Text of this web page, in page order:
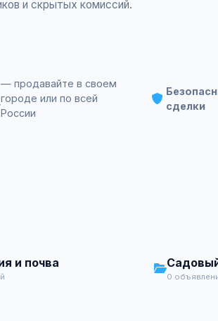
и скрытых комиссий.
— продавайте в своем
городе или по всей
России
сделки
и почва
0